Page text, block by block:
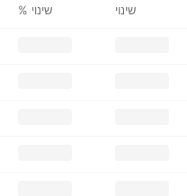
שינוי שינוי %